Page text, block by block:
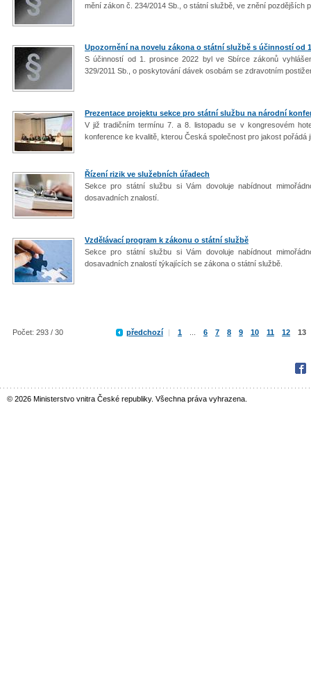
mění zákon č. 234/2014 Sb., o státní službě, ve znění pozdějších
Upozornění na novelu zákona o státní službě s účinností od
S účinností od 1. prosince 2022 byl ve Sbírce zákonů
329/2011 Sb., o poskytování dávek osobám se zdravotním
Prezentace projektu sekce pro státní službu na národní
V již tradičním termínu 7. a 8. listopadu se v kongresovém
konference ke kvalitě, kterou Česká společnost pro jakost pořádá
Řízení rizik ve služebních úřadech
Sekce pro státní službu si Vám dovoluje nabídnout
dosavadních znalostí.
Vzdělávací program k zákonu o státní službě
Sekce pro státní službu si Vám dovoluje nabídnout
dosavadních znalostí týkajících se zákona o státní službě.
Počet: 293 / 30 předchozí | 1 6 7 8 9 10 11 12 13
© 2026 Ministerstvo vnitra České republiky. Všechna práva vyhrazena.